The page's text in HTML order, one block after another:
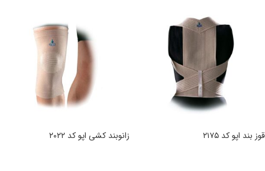
قوز بند اپو کد ۲۱۷۵ زانوبند کشی اپو کد ۲۰۲۲